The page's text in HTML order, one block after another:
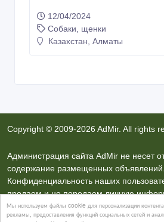
Мы используем файлы cookie для персонализации
рекламы, предоставления функций социальных сетей и
12/04/2024
Собаки, щенки
Казахстан, Алматы
Copyright © 2009-2026 AdMir. All rights
Администрация сайта AdMir не несет
содержание размещенных объявлений.
Конфиденциальность наших
продаем и не передаем личную
зарегистрированных пользователей
лицам. Мы не несем ответственность